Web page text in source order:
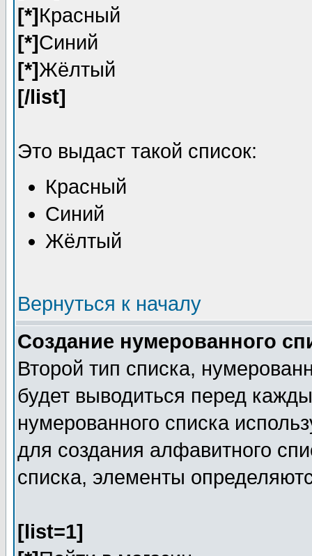
[*]Красный
[*]Синий
[*]Жёлтый
[/list]
Это выдаст такой список:
Красный
Синий
Жёлтый
Вернуться к началу
Создание нумерованного
Второй тип списка,
будет выводиться перед
нумерованного списка
для создания алфавитного
списка, элементы
[list=1]